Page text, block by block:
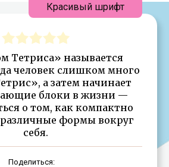
Тетриса» называется
человек слишком много
а затем начинает
блоки в жизни —
о том, как компактно
формы вокруг
себя.
Поделиться:
Красивый шрифт